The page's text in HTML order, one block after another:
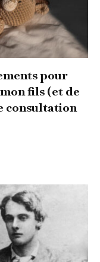
pour
fils (et de
consultation